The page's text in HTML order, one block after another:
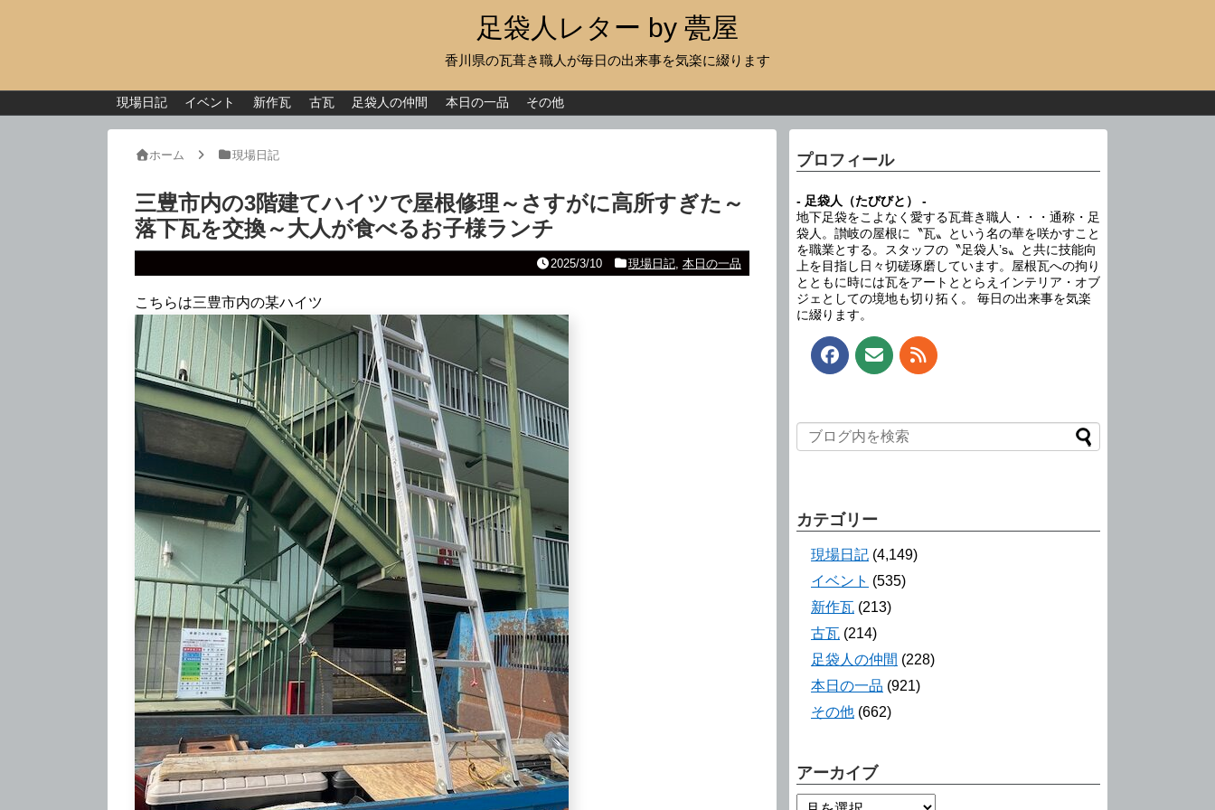
足袋人レター by 甍屋
香川県の瓦葺き職人が毎日の出来事を気楽に綴ります
現場日記 イベント 新作瓦 古瓦 足袋人の仲間 本日の一品 その他
ホーム 現場日記
三豊市内の3階建てハイツで屋根修理～さすがに高所すぎた～
落下瓦を交換～大人が食べるお子様ランチ
2025/3/10 現場日記, 本日の一品
こちらは三豊市内の某ハイツ
プロフィール
- 足袋人（たびびと） -
地下足袋をこよなく愛する瓦葺き職人・・・通称・足
袋人。讃岐の屋根に〝瓦〟という名の華を咲かすこと
を職業とする。スタッフの〝足袋人’s〟と共に技能向
上を目指し日々切磋琢磨しています。屋根瓦への拘り
とともに時には瓦をアートととらえインテリア・オブ
ジェとしての境地も切り拓く。 毎日の出来事を気楽
に綴ります。
カテゴリー
現場日記 (4,149)
イベント (535)
新作瓦 (213)
古瓦 (214)
足袋人の仲間 (228)
本日の一品 (921)
その他 (662)
アーカイブ
現場日記
イベント
足袋人の仲間
本日の一品